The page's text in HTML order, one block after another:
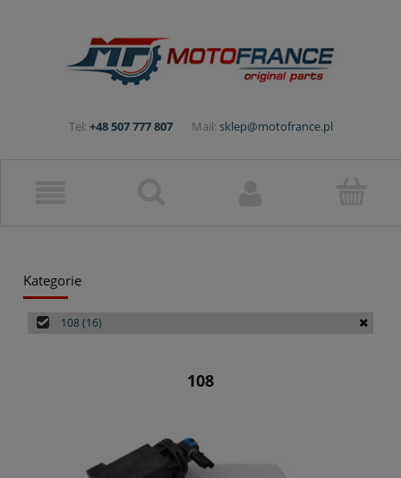
Tel: +48 507 777 807 Mail: sklep@motofrance.pl
Kategorie
108 (16)
108